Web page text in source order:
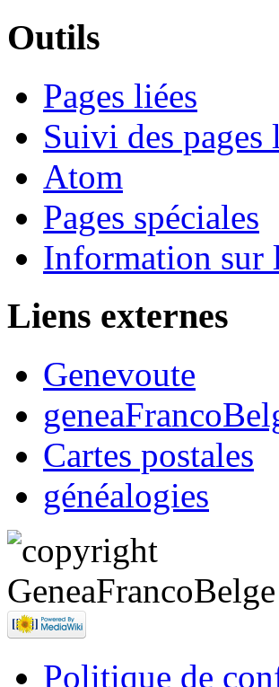
Outils
Pages liées
Suivi des pages
Atom
Pages spéciales
Information sur
Liens externes
Genevoute
Cartes postales
généalogies
Politique de